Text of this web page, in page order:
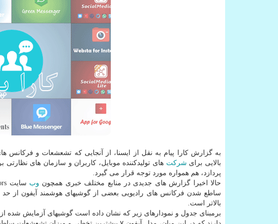
به گزارش كارا پیام به نقل از ایسنا، از آنجایی كه تشعشعات و فركانس
بالایی برای شركت های تولیدكننده موبایل، كاربران و سازمان های
پردازد، هم همواره مورد توجه قرار می گیرد.
حالا اخیرا گزارش های جدیدی در منابع مختلف خبری همچون وب
بالاتر است.
برمبنای جدول و نمودارهای زیر كه نشان داده است گوشیهای آزمایش شده از